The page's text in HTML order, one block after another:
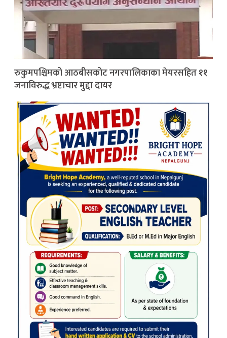
रुकुमपश्चिमको आठबीसकोट नगरपालिकाका मेयरसहित ११
जनाविरुद्ध भ्रष्टाचार मुद्दा दायर